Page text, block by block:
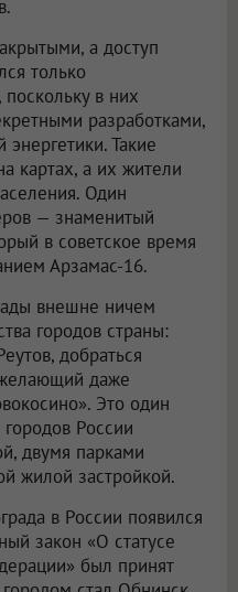
а доступ
только
в них
разработками,
Такие
картах, а их жители
Один
— знаменитый
в советское время
Арзамас-16.
внешне ничем
городов страны:
добраться
даже
Это один
России
двумя парками
жилой застройкой.
в России появился
закон «О статусе
был принят